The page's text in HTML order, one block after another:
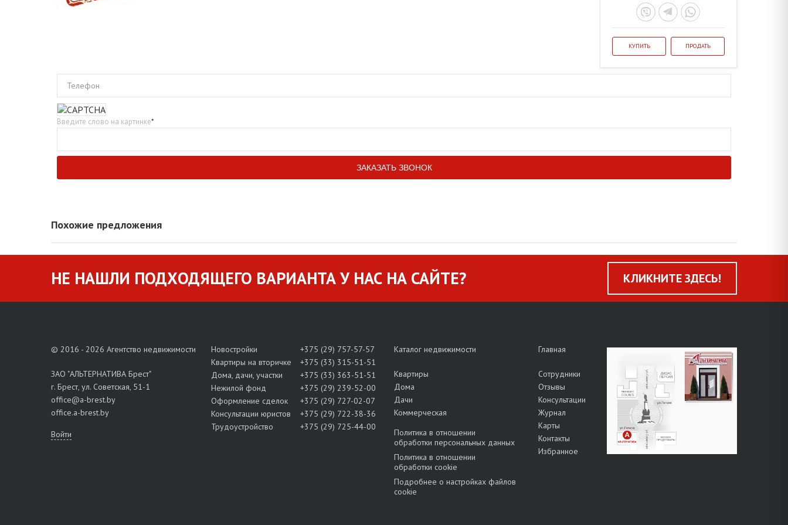
КУПИТЬ ПРОДАТЬ
Телефон
Введите слово на картинке*
Похожие предложения
НЕ НАШЛИ ПОДХОДЯЩЕГО ВАРИАНТА У НАС НА САЙТЕ? КЛИКНИТЕ ЗДЕСЬ!
© 2016 - 2026 Агентство недвижимости
ЗАО "АЛЬТЕРНАТИВА Брест"
г. Брест, ул. Советская, 51-1
office@a-brest.by
office.a-brest.by
Войти
Новостройки
+375 (29) 757-57-57
Квартиры на вторичке
+375 (33) 315-51-51
Дома, дачи, участки
+375 (33) 363-51-51
Нежилой фонд
+375 (29) 239-52-00
Оформление сделок
+375 (29) 727-02-07
Консультации юристов
+375 (29) 722-38-36
Трудоустройство
+375 (29) 725-44-00
Каталог недвижимости
Квартиры
Дома
Дачи
Коммерческая
Политика в отношении
обработки персональных данных
Политика в отношении
обработки cookie
Подробнее о настройках файлов
cookie
Главная
Сотрудники
Отзывы
Консультации
Журнал
Карты
Контакты
Избранное